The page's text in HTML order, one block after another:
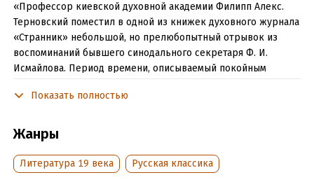
«Профессор киевской духовной академии Филипп Алекс.
Терновский поместил в одной из книжек духовного журнала
«Странник» небольшой, но прелюбопытный отрывок из
воспоминаний бывшего синодального секретаря Ф. И.
Исмайлова. Период времени, описываемый покойным
по 1840 год, именно те самые годы, когда совершилась
синодального присутствия с обер-прокурорами…»
Читать отрывок
Показать полностью
Жанры
Литература 19 века Русская классика